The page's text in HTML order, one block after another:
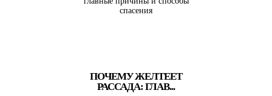
ПОЧЕМУ ЖЕЛТЕЕТ
РАССАДА: ГЛАВ...